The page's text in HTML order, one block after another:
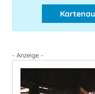
- Anzeige -